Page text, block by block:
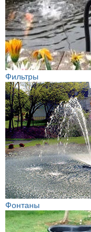
Фильтры
Фонтаны